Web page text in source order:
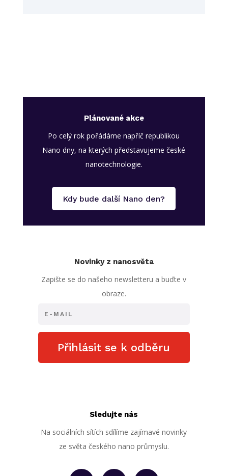
Plánované akce
Po celý rok pořádáme napříč republikou
Nano dny, na kterých představujeme české
nanotechnologie.
Kdy bude další Nano den?
Novinky z nanosvěta
Zapište se do našeho newsletteru a buďte v
obraze.
Přihlásit se k odběru
Sledujte nás
Na sociálních sítích sdílíme zajímavé novinky
ze světa českého nano průmyslu.